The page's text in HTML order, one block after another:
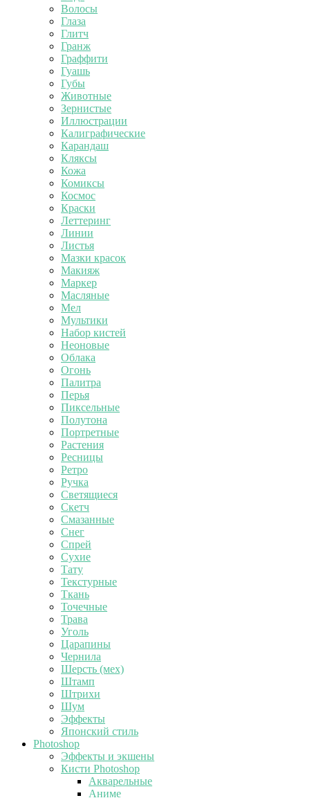
Волосы
Глаза
Глитч
Гранж
Граффити
Гуашь
Губы
Животные
Зернистые
Иллюстрации
Калиграфические
Карандаш
Кляксы
Кожа
Комиксы
Космос
Краски
Леттеринг
Линии
Листья
Мазки красок
Макияж
Маркер
Масляные
Мел
Мультики
Набор кистей
Неоновые
Облака
Огонь
Палитра
Перья
Пиксельные
Полутона
Портретные
Растения
Ресницы
Ретро
Ручка
Светящиеся
Скетч
Смазанные
Снег
Спрей
Сухие
Тату
Текстурные
Ткань
Точечные
Трава
Уголь
Царапины
Чернила
Шерсть (мех)
Штамп
Штрихи
Шум
Эффекты
Японский стиль
Photoshop
Эффекты и экшены
Кисти Photoshop
Акварельные
Аниме